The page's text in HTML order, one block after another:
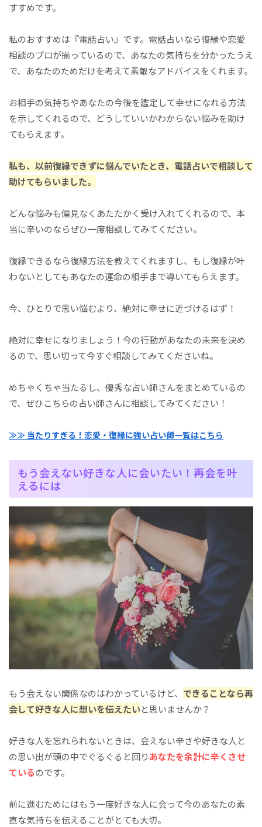
すすめです。
私のおすすめは『電話占い』です。電話占いなら復縁や恋愛
相談のプロが揃っているので、あなたの気持ちを分かったうえ
で、あなたのためだけを考えて素敵なアドバイスをくれます。
お相手の気持ちやあなたの今後を鑑定して幸せになれる方法
を示してくれるので、どうしていいかわからない悩みを助け
てもらえます。
私も、以前復縁できずに悩んでいたとき、電話占いで相談して
助けてもらいました。
どんな悩みも偏見なくあたたかく受け入れてくれるので、本
当に辛いのならぜひ一度相談してみてください。
復縁できるなら復縁方法を教えてくれますし、もし復縁が叶
わないとしてもあなたの運命の相手まで導いてもらえます。
今、ひとりで思い悩むより、絶対に幸せに近づけるはず！
絶対に幸せになりましょう！今の行動があなたの未来を決め
るので、思い切って今すぐ相談してみてくださいね。
めちゃくちゃ当たるし、優秀な占い師さんをまとめているの
で、ぜひこちらの占い師さんに相談してみてください！
≫≫ 当たりすぎる！恋愛・復縁に強い占い師一覧はこちら
もう会えない好きな人に会いたい！再会を叶
えるには
もう会えない関係なのはわかっているけど、 できることなら再
会して好きな人に想いを伝えたいと思いませんか？
好きな人を忘れられないときは、会えない辛さや好きな人と
の思い出が頭の中でぐるぐると回りあなたを余計に辛くさせ
ているのです。
前に進むためにはもう一度好きな人に会って今のあなたの素
直な気持ちを伝えることがとても大切。